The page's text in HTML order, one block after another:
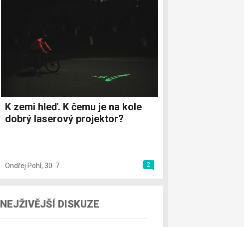
K zemi hleď. K čemu je na kole
dobrý laserový projektor?
2
Ondřej Pohl , 30. 7.
NEJŽIVĚJŠÍ DISKUZE